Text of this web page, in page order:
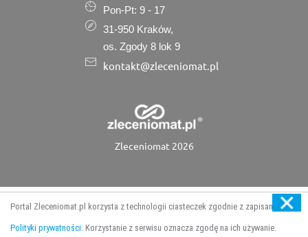
Strona główna Kategorie Dodaj wycenę Aktywne
zlecenia Dołącz do firm
Pon-Pt: 9 - 17
31-950 Kraków,
os. Zgody 8 lok 9
kontakt@zleceniomat.pl
Zleceniomat 2026
Portal Zleceniomat.pl korzysta z technologii ciasteczek zgodnie z zapisami
Polityki prywatności. Korzystanie z serwisu oznacza zgodę na ich używanie.